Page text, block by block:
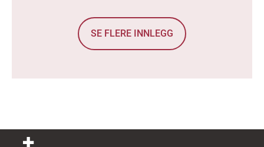
SE FLERE INNLEGG